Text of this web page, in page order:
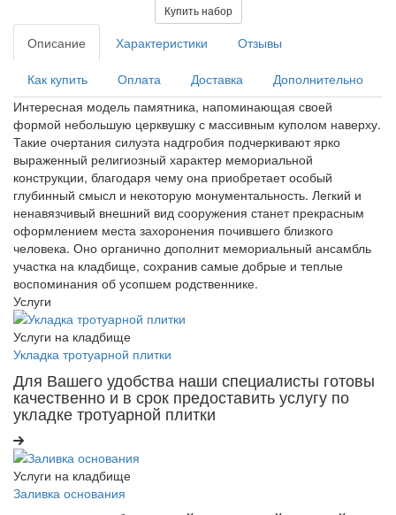
Купить набор
Описание Характеристики Отзывы
Как купить Оплата Доставка
Дополнительно
Интересная модель памятника, напоминающая своей
формой небольшую церквушку с массивным куполом наверху.
Такие очертания силуэта надгробия подчеркивают ярко
выраженный религиозный характер мемориальной
конструкции, благодаря чему она приобретает особый
глубинный смысл и некоторую монументальность. Легкий и
ненавязчивый внешний вид сооружения станет прекрасным
оформлением места захоронения почившего близкого
человека. Оно органично дополнит мемориальный ансамбль
участка на кладбище, сохранив самые добрые и теплые
воспоминания об усопшем родственнике.
Услуги
Услуги на кладбище
Укладка тротуарной плитки
Для Вашего удобства наши специалисты готовы
качественно и в срок предоставить услугу по
укладке тротуарной плитки
Услуги на кладбище
Заливка основания